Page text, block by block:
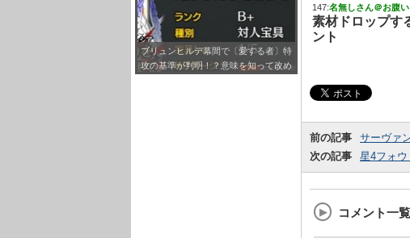
ブリュンヒルデ幕間で〔愛する者〕特
攻の基準が判明！？意味を知って改め
147:名無しさん＠お腹い
素材ドロップす
ント
前の記事
サーヴァントの
次の記事
星4フォウくん
コメント一覧